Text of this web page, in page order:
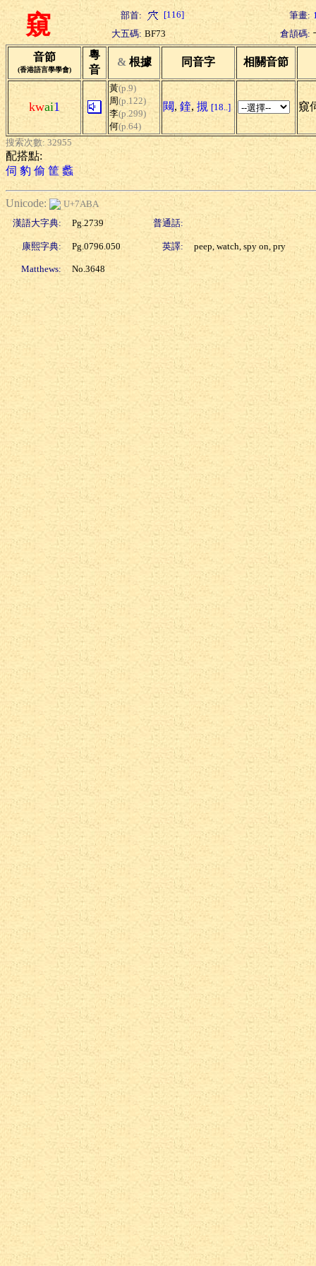
窺 部首: [116] 筆畫:
大五碼: BF73 倉頡碼:
音節
(香港語言學學會)
粵
音
& 根據 同音字 相關音節
kwai1
黃(p.9)
周(p.122)
李(p.299)
何(p.64)
闚, 鍷, 摫 [18..] 窺
搜索次數: 32955
配搭點:
伺 豹 偷 筐 蠡
Unicode:
U+7ABA
漢語大字典:
Pg.2739 普通話:
康熙字典: Pg.0796.050 英譯: peep, watch, spy on, pry
Matthews: No.3648